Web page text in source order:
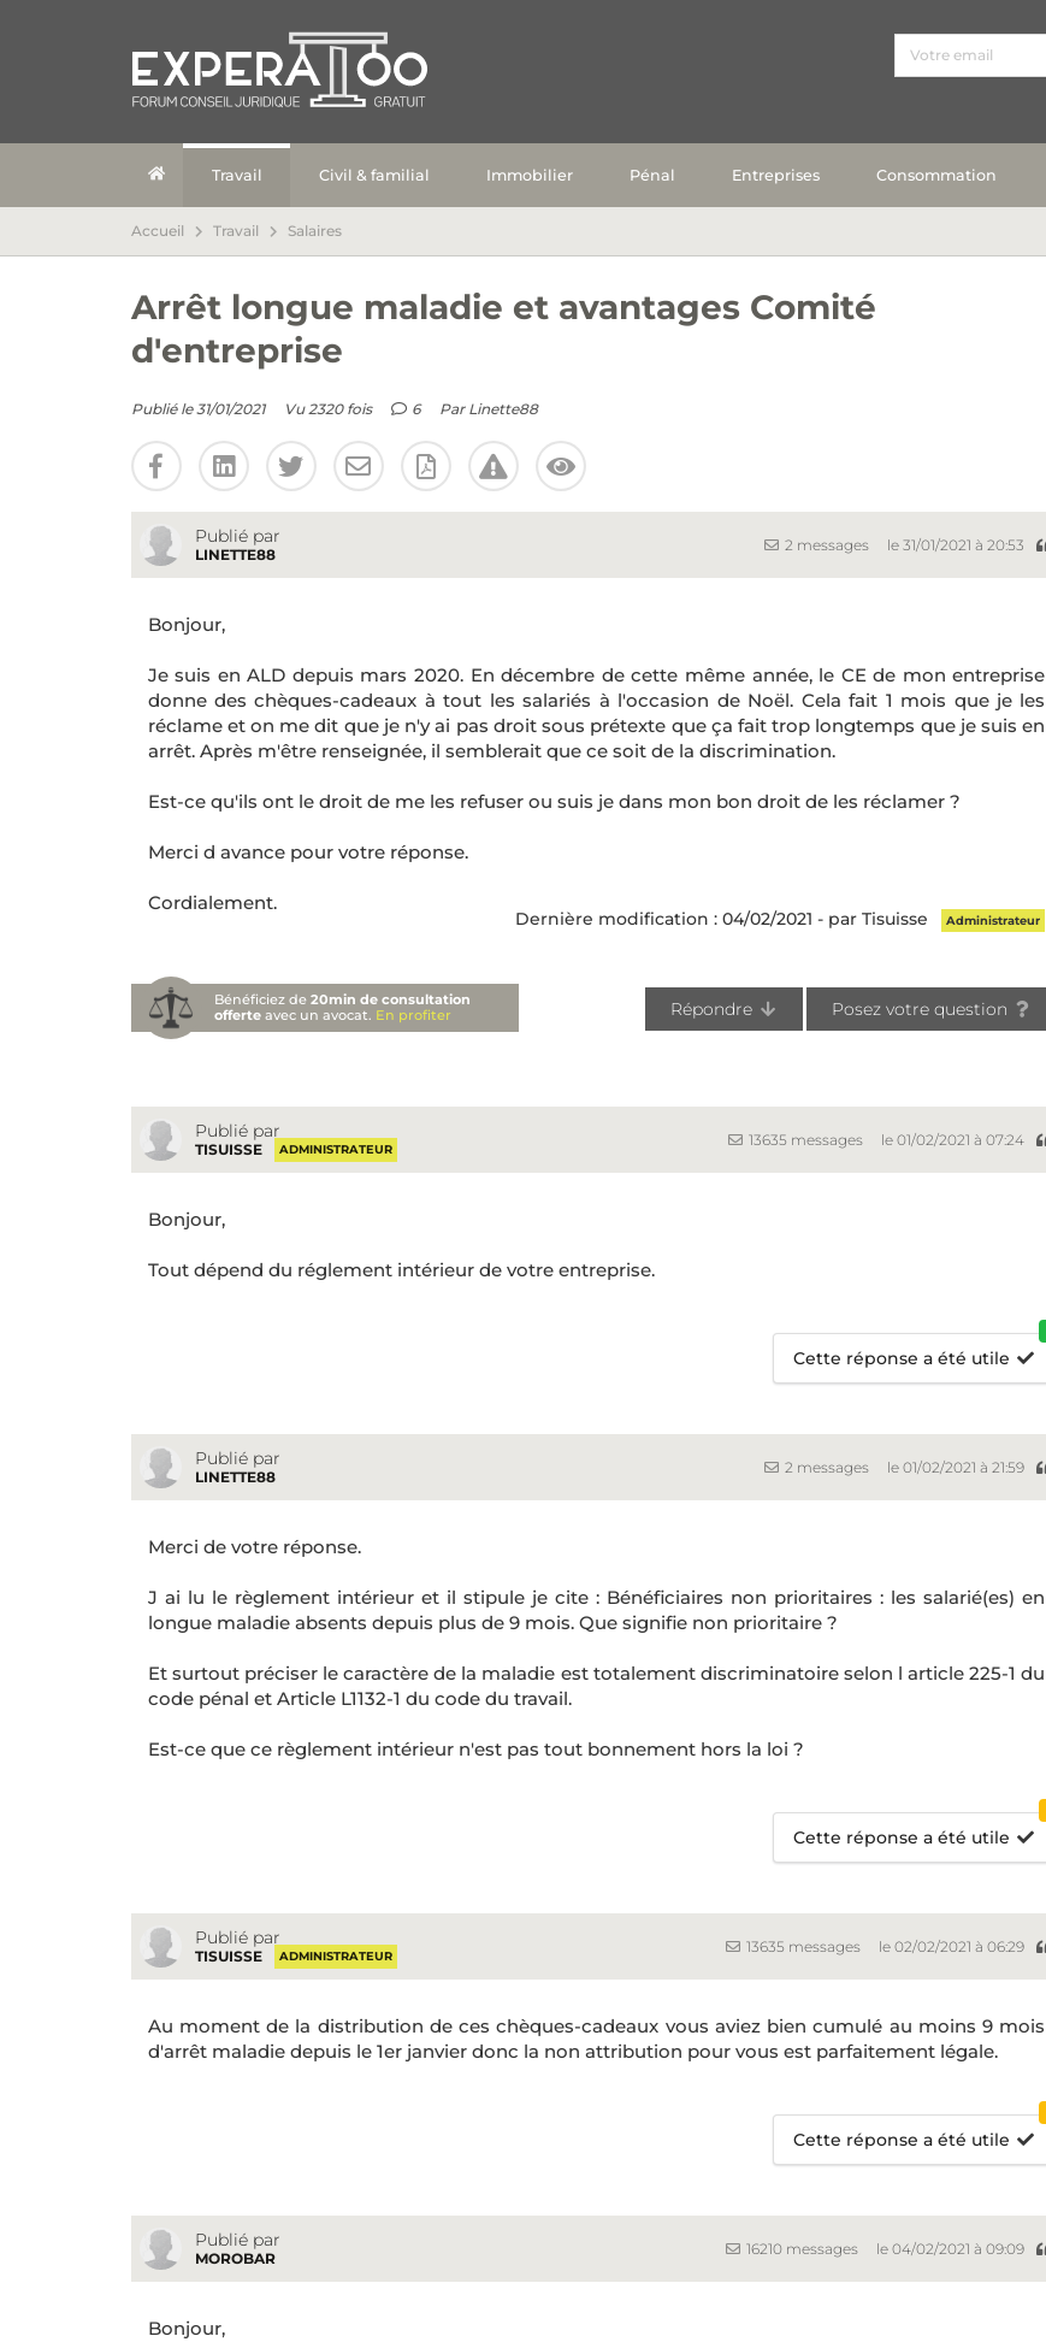
Travail Civil & familial Immobilier Pénal Entreprises Consommation
Accueil Travail Salaires
Arrêt longue maladie et avantages Comité
d'entreprise
Publié le 31/01/2021 Vu 2320 fois 6 Par Linette88
Publié par
LINETTE88
2 messages le 31/01/2021 à 20:53
Bonjour,
Je suis en ALD depuis mars 2020. En décembre de cette même année, le CE de mon entreprise
donne des chèques-cadeaux à tout les salariés à l'occasion de Noël. Cela fait 1 mois que je les
réclame et on me dit que je n'y ai pas droit sous prétexte que ça fait trop longtemps que je suis en
arrêt. Après m'être renseignée, il semblerait que ce soit de la discrimination.
Est-ce qu'ils ont le droit de me les refuser ou suis je dans mon bon droit de les réclamer ?
Merci d avance pour votre réponse.
Cordialement.
Dernière modification : 04/02/2021 - par Tisuisse Administrateur
Bénéficiez de20min de consultation
offerte avec un avocat. En profiter Répondre Posez votre question
Publié par
TISUISSE ADMINISTRATEUR
13635 messages le 01/02/2021 à 07:24
Bonjour,
Tout dépend du réglement intérieur de votre entreprise.
Cette réponse a été utile
Publié par
LINETTE88
2 messages le 01/02/2021 à 21:59
Merci de votre réponse.
J ai lu le règlement intérieur et il stipule je cite : Bénéficiaires non prioritaires : les salarié(es) en
longue maladie absents depuis plus de 9 mois. Que signifie non prioritaire ?
Et surtout préciser le caractère de la maladie est totalement discriminatoire selon l article 225-1 du
code pénal et Article L1132-1 du code du travail.
Est-ce que ce règlement intérieur n'est pas tout bonnement hors la loi ?
Cette réponse a été utile
Publié par
TISUISSE ADMINISTRATEUR
13635 messages le 02/02/2021 à 06:29
Au moment de la distribution de ces chèques-cadeaux vous aviez bien cumulé au moins 9 mois
d'arrêt maladie depuis le 1er janvier donc la non attribution pour vous est parfaitement légale.
Cette réponse a été utile
Publié par
MOROBAR
16210 messages le 04/02/2021 à 09:09
Bonjour,